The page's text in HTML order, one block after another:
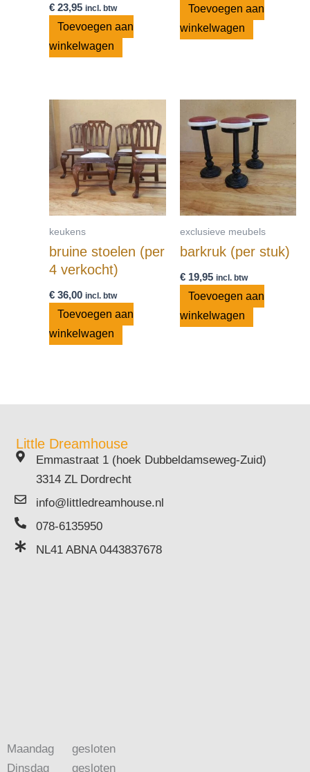
€ 23,95 incl. btw
Toevoegen aan
winkelwagen
Toevoegen aan
winkelwagen
keukens
bruine stoelen (per
4 verkocht)
€ 36,00 incl. btw
Toevoegen aan
winkelwagen
exclusieve meubels
barkruk (per stuk)
€19,95 incl. btw
Toevoegen aan
winkelwagen
Little Dreamhouse
Emmastraat 1 (hoek Dubbeldamseweg-Zuid)
3314 ZL Dordrecht
info@littledreamhouse.nl
078-6135950
NL41 ABNA 0443837678
Maandag
Dinsdag
gesloten
gesloten